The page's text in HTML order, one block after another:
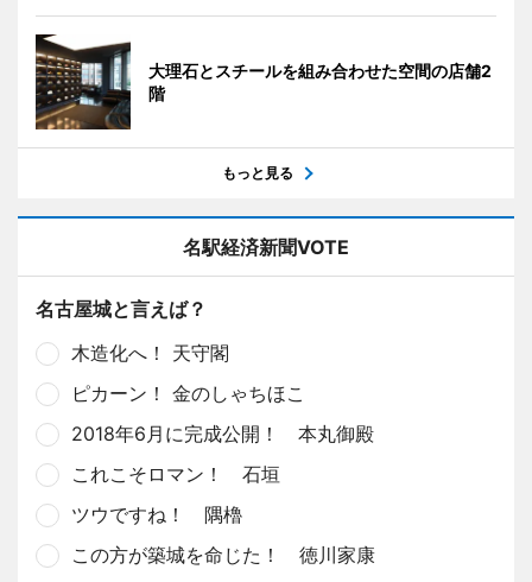
大理石とスチールを組み合わせた空間の店舗2
階
もっと見る
名駅経済新聞VOTE
名古屋城と言えば？
木造化へ！ 天守閣
ピカーン！ 金のしゃちほこ
2018年6月に完成公開！ 本丸御殿
これこそロマン！ 石垣
ツウですね！ 隅櫓
この方が築城を命じた！ 徳川家康